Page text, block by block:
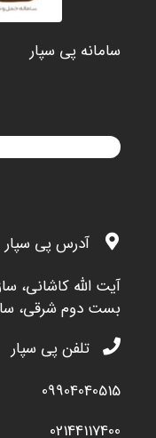
سامانه پی سپار
آدرس پی سپار
آيت الله کاشاني،
بست دوم شرقي، ساختمان
تلفن پی سپار
09904040515
02144117400